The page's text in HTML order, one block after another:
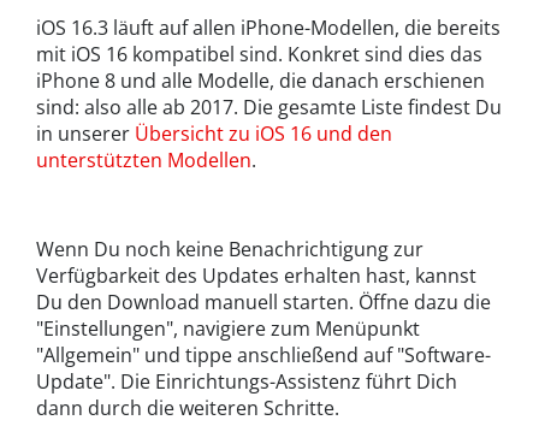
iOS 16.3 läuft auf allen iPhone-Modellen, die bereits
mit iOS 16 kompatibel sind. Konkret sind dies das
iPhone 8 und alle Modelle, die danach erschienen
sind: also alle ab 2017. Die gesamte Liste findest Du
in unserer Übersicht zu iOS 16 und den
unterstützten Modellen.
Wenn Du noch keine Benachrichtigung zur
Verfügbarkeit des Updates erhalten hast, kannst
Du den Download manuell starten. Öffne dazu die
"Einstellungen", navigiere zum Menüpunkt
"Allgemein" und tippe anschließend auf "Software-
Update". Die Einrichtungs-Assistenz führt Dich
dann durch die weiteren Schritte.